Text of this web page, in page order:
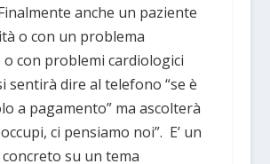
anche un paziente
o con un problema
con problemi cardiologici
sentirà dire al telefono “se è
a pagamento” ma ascolterà
ci pensiamo noi”. E’ un
su un tema